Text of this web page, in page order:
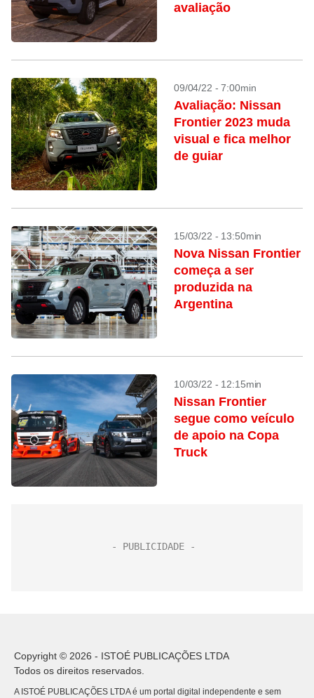
avaliação
09/04/22 - 7:00min
Avaliação: Nissan
Frontier 2023 muda
visual e fica melhor
de guiar
15/03/22 - 13:50min
Nova Nissan Frontier
começa a ser
produzida na
Argentina
10/03/22 - 12:15min
Nissan Frontier
segue como veículo
de apoio na Copa
Truck
Copyright © 2026 - ISTOÉ PUBLICAÇÕES LTDA
Todos os direitos reservados.
A ISTOÉ PUBLICAÇÕES LTDA é um portal digital independente e sem